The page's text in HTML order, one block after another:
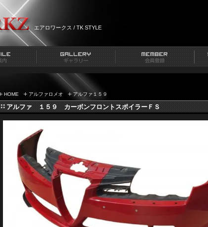
エアロワークス / TK STYLE
HOME アルファロメオ アルファ１５９
アルファ １５９ カーボンフロントスポイラーＦＳ